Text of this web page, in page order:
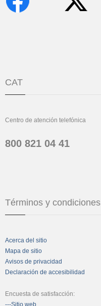
CAT
Centro de atención telefónica
800 821 04 41
Términos y condiciones
Acerca del sitio
Mapa de sitio
Avisos de privacidad
Declaración de accesibilidad
Encuesta de satisfacción:
---Sitio web